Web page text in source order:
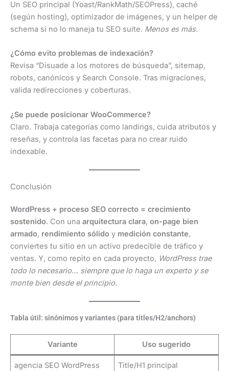
Un SEO principal (Yoast/RankMath/SEOPress), caché
(según hosting), optimizador de imágenes, y un helper de
schema si no lo maneja tu SEO suite. Menos es más.
¿Cómo evito problemas de indexación?
Revisa “Disuade a los motores de búsqueda”, sitemap,
robots, canónicos y Search Console. Tras migraciones,
valida redirecciones y coberturas.
¿Se puede posicionar WooCommerce?
Claro. Trabaja categorías como landings, cuida atributos y
reseñas, y controla las facetas para no crear ruido
indexable.
Conclusión
WordPress + proceso SEO correcto = crecimiento
sostenido. Con una arquitectura clara, on-page bien
armado, rendimiento sólido y medición constante,
conviertes tu sitio en un activo predecible de tráfico y
ventas. Y, como repito en cada proyecto, WordPress trae
todo lo necesario… siempre que lo haga un experto y se
monte bien desde el principio.
Tabla útil: sinónimos y variantes (para titles/H2/anchors)
Variante Uso sugerido
agencia SEO WordPress Title/H1 principal